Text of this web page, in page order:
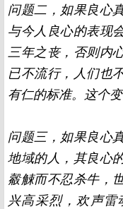
问题二，如果良心
与今人良心的表现
三年之丧，否则内
已不流行，人们也
有仁的标准。这个
问题三，如果良心
地域的人，其良心
觳觫而不忍杀牛，
兴高采烈，欢声